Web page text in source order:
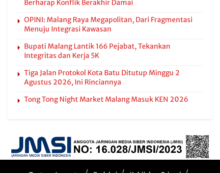
Berharap Konflik Berakhir Damai
OPINI: Malang Raya Megapolitan, Dari Fragmentasi
Menuju Integrasi Kawasan
Bupati Malang Lantik 166 Pejabat, Tekankan
Integritas dan Kerja 5K
Tiga Jalan Protokol Kota Batu Ditutup Minggu 2
Agustus 2026, Ini Rinciannya
Tong Tong Night Market Malang Masuk KEN 2026